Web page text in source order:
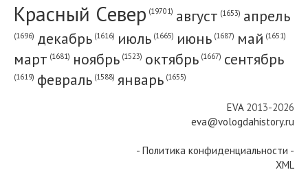
Красный Cевер (19701) август (1653) апрель
(1696) декабрь (1616) июль (1665) июнь (1687) май (1651)
март (1681) ноябрь (1523) октябрь (1667) сентябрь
(1619) февраль (1588) январь (1655)
EVA2013-2026
eva@vologdahistory.ru
- Политика конфиденциальности -
XML